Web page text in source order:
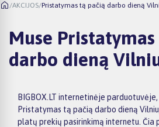
/AKCIJOS/Pristatymas tą pačią darbo dieną
Muse
darbo dieną
BIGBOX.LT internetinėje
Pristatymas tą pačią darbo dieną
platų prekių pasirinkimą internetu. Čia